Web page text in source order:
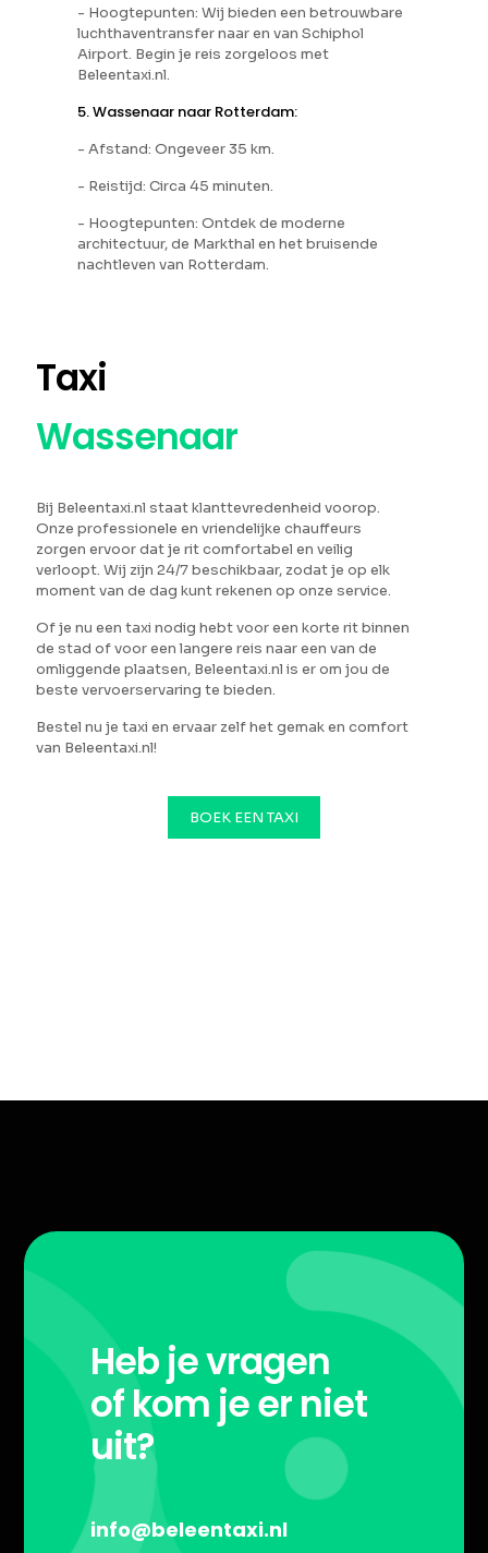
- Hoogtepunten: Wij bieden een betrouwbare
luchthaventransfer naar en van Schiphol
Airport. Begin je reis zorgeloos met
Beleentaxi.nl.
5. Wassenaar naar Rotterdam:
- Afstand: Ongeveer 35 km.
- Reistijd: Circa 45 minuten.
- Hoogtepunten: Ontdek de moderne
architectuur, de Markthal en het bruisende
nachtleven van Rotterdam.
Taxi
Wassenaar
Bij Beleentaxi.nl staat klanttevredenheid voorop.
Onze professionele en vriendelijke chauffeurs
zorgen ervoor dat je rit comfortabel en veilig
verloopt. Wij zijn 24/7 beschikbaar, zodat je op elk
moment van de dag kunt rekenen op onze service.
Of je nu een taxi nodig hebt voor een korte rit binnen
de stad of voor een langere reis naar een van de
omliggende plaatsen, Beleentaxi.nl is er om jou de
beste vervoerservaring te bieden.
Bestel nu je taxi en ervaar zelf het gemak en comfort
van Beleentaxi.nl!
BOEK EEN TAXI
Heb je vragen
of kom je er niet
uit?
info@beleentaxi.nl